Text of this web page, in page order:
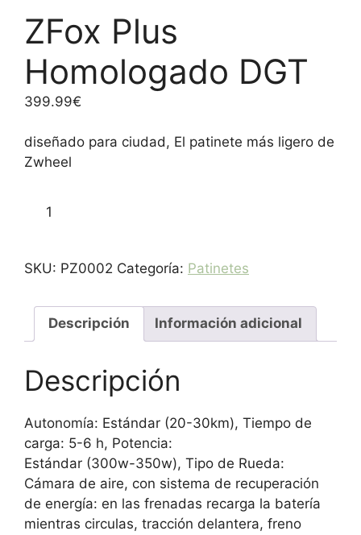
ZFox Plus
Homologado DGT
399.99€
diseñado para ciudad, El patinete más ligero de
Zwheel
Plus
DGT
SKU: PZ0002 Categoría: Patinetes
Descripción Información adicional
Descripción
Autonomía: Estándar (20-30km), Tiempo de
carga: 5-6 h, Potencia:
Estándar (300w-350w), Tipo de Rueda:
Cámara de aire, con sistema de recuperación
de energía: en las frenadas recarga la batería
mientras circulas, tracción delantera, freno